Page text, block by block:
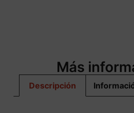
Más
Descripción